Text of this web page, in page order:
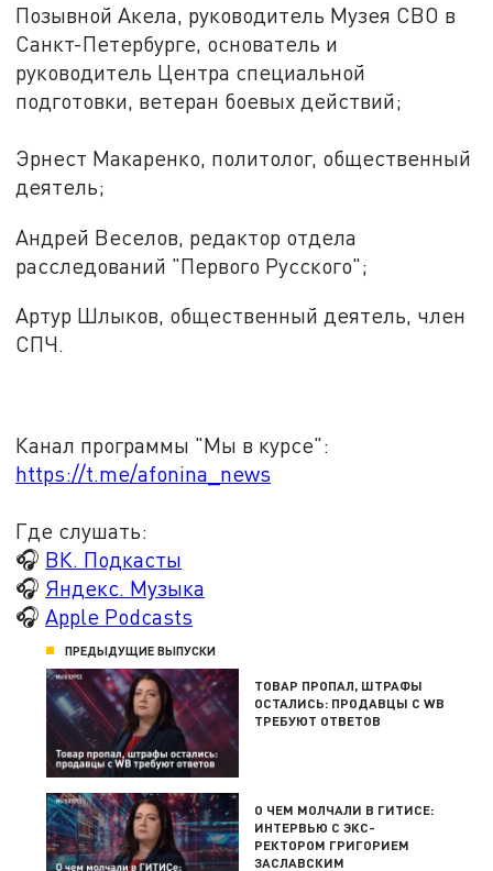
Позывной Акела, руководитель Музея СВО в
Санкт-Петербурге, основатель и
руководитель Центра специальной
подготовки, ветеран боевых действий;
Эрнест Макаренко, политолог, общественный
деятель;
Андрей Веселов, редактор отдела
расследований "Первого Русского";
Артур Шлыков, общественный деятель, член
СПЧ.
Канал программы "Мы в курсе":
https://t.me/afonina_news
Где слушать:
🎧 ВК. Подкасты
🎧 Яндекс. Музыка
🎧Apple Podcasts
ПРЕДЫДУЩИЕ ВЫПУСКИ
ТОВАР ПРОПАЛ, ШТРАФЫ
ОСТАЛИСЬ: ПРОДАВЦЫ С WB
ТРЕБУЮТ ОТВЕТОВ
О ЧЕМ МОЛЧАЛИ В ГИТИСЕ:
ИНТЕРВЬЮ С ЭКС-
РЕКТОРОМ ГРИГОРИЕМ
ЗАСЛАВСКИМ